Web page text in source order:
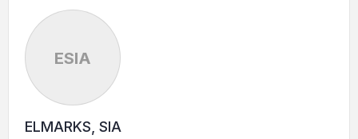
ESIA
ELMARKS, SIA